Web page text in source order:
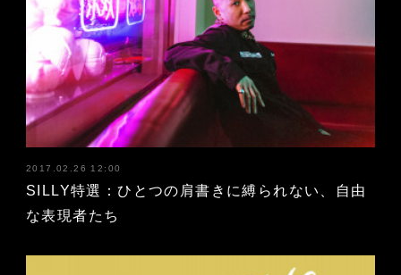
2017.02.26 12:00
SILLY特選：ひとつの肩書きに縛られない、自由
な表現者たち